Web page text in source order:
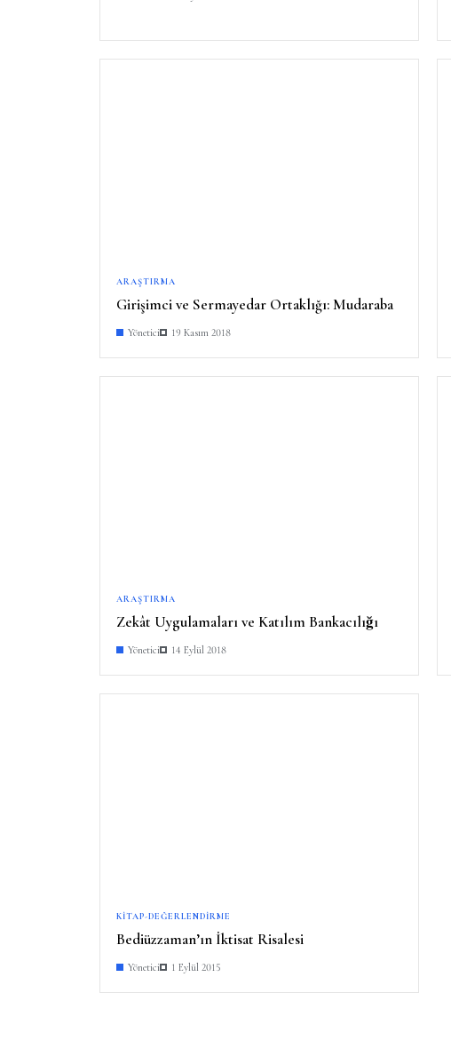
ARAŞTIRMA
Girişimci ve Sermayedar Ortaklığı: Mudaraba
Yönetici 19 Kasım 2018
ARAŞTIRMA
Zekât Uygulamaları ve Katılım Bankacılığı
Yönetici 14 Eylül 2018
KITAP-DEĞERLENDIRME
Bediüzzaman’ın İktisat Risalesi
Yönetici 1 Eylül 2015